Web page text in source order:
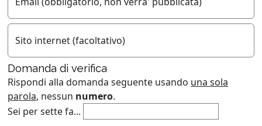
Sito internet (facoltativo)
Domanda di verifica
Rispondi alla domanda seguente usando una sola
parola, nessun numero.
Sei per sette fa...